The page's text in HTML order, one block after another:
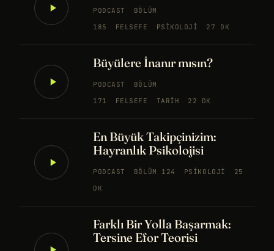
PODCAST
BÖLÜM
185
FELSEFE PSIKOLOJI 27 DK
Büyülere İnanır mısın?
PODCAST
BÖLÜM
171
FELSEFE TARIH 22 DK
En Büyük Takipçinizim:
Hayranlık Psikolojisi
PODCAST BÖLÜM 124 PSIKOLOJI
25
DK
Farklı Bir Yolla Başarmak:
Tersine Efor Teorisi